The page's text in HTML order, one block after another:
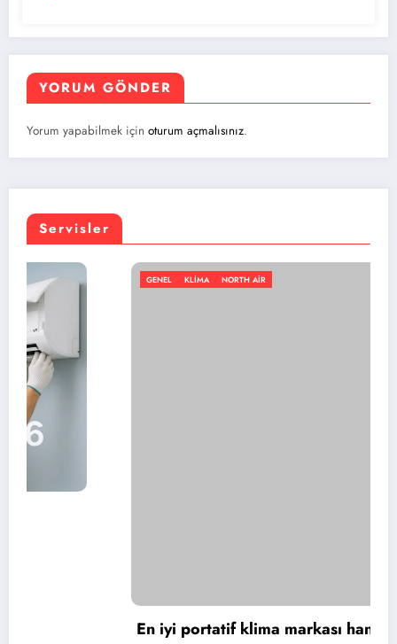
YORUM GÖNDER
Yorum yapabilmek için oturum açmalısınız.
Servisler
GENEL NORTH AIR